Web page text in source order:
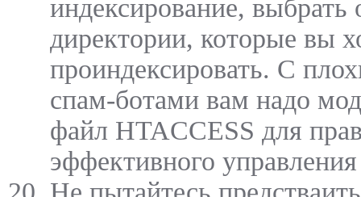
индексирование, выбрать
директории, которые вы
проиндексировать. С
спам-ботами вам надо
файл HTACCESS для
эффективного